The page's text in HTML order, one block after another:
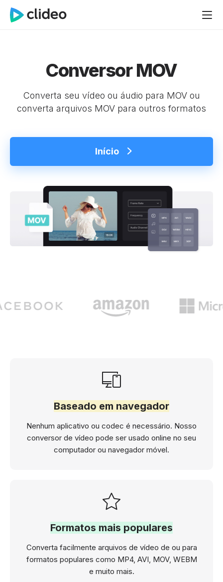
Conversor MOV
Converta seu vídeo ou áudio para MOV ou
converta arquivos MOV para outros formatos
Início
Baseado em navegador
Nenhum aplicativo ou codec é necessário. Nosso
conversor de vídeo pode ser usado online no seu
computador ou navegador móvel.
Formatos mais populares
Converta facilmente arquivos de vídeo de ou para
formatos populares como MP4, AVI, MOV, WEBM
e muito mais.